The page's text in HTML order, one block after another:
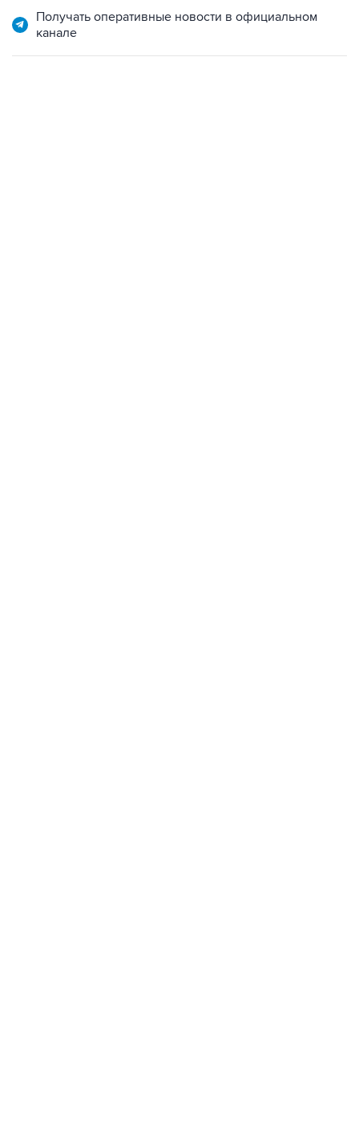
Получать оперативные новости в официальном
канале